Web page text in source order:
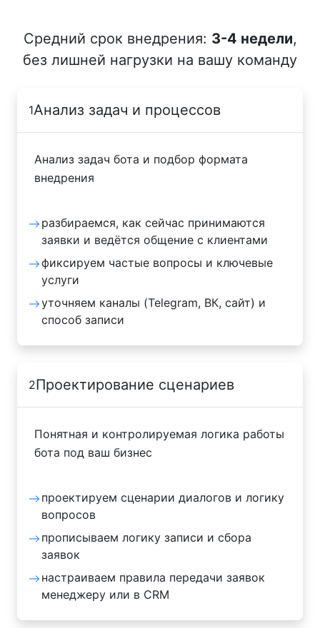
Средний срок внедрения: 3-4 недели,
без лишней нагрузки на вашу команду
1Анализ задач и процессов
Анализ задач бота и подбор формата
внедрения
разбираемся, как сейчас принимаются
заявки и ведётся общение с клиентами
фиксируем частые вопросы и ключевые
услуги
уточняем каналы (Telegram, ВК, сайт) и
способ записи
2Проектирование сценариев
Понятная и контролируемая логика работы
бота под ваш бизнес
проектируем сценарии диалогов и логику
вопросов
прописываем логику записи и сбора
заявок
настраиваем правила передачи заявок
менеджеру или в CRM